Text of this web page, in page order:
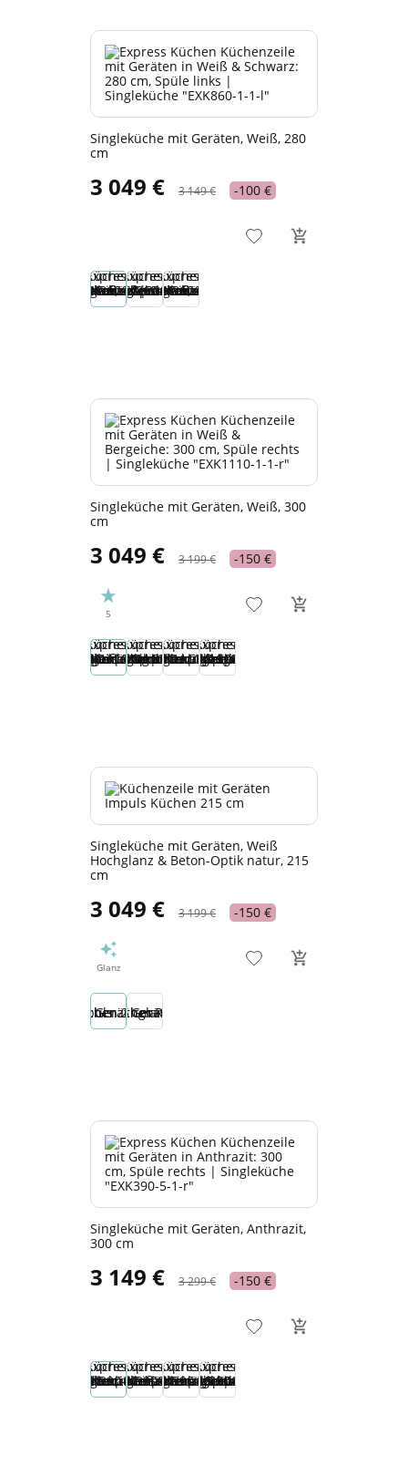
Singleküche mit Geräten, Weiß, 280
cm
3 049 € 3 149 € -100 €
Singleküche mit Geräten, Weiß, 300
cm
3 049 € 3 199 € -150 €
5
Singleküche mit Geräten, Weiß
Hochglanz & Beton-Optik natur, 215
cm
3 049 € 3 199 € -150 €
Glanz
Singleküche mit Geräten, Anthrazit,
300 cm
3 149 € 3 299 € -150 €